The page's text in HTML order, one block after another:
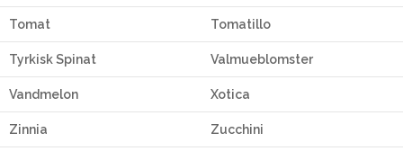
Tomat Tomatillo
Tyrkisk Spinat Valmueblomster
Vandmelon Xotica
Zinnia Zucchini